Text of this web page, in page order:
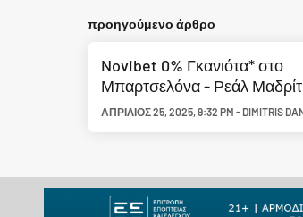
προηγούμενο άρθρο
Novibet 0% Γκανιότα* στο
Μπαρτσελόνα - Ρεάλ
ΑΠΡΊΛΙΟΣ 25, 2025 9:32 PM - DIMITRIS